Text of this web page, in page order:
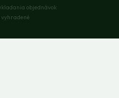
objednávok
vyhradené